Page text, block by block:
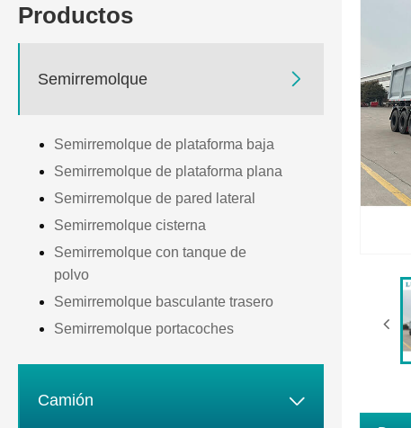
Productos
Semirremolque 
Semirremolque de plataforma baja
Semirremolque de plataforma plana
Semirremolque de pared lateral
Semirremolque cisterna
Semirremolque con tanque de
polvo
Semirremolque basculante trasero
Semirremolque portacoches
Camión 